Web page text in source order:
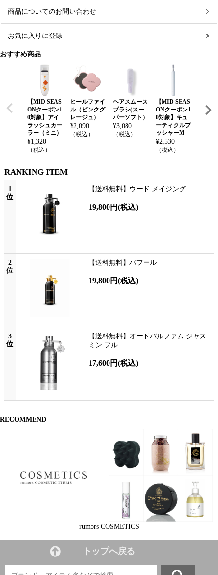
商品についてのお問い合わせ
お気に入りに登録
おすすめ商品
【MID SEAS
ONクーポン1
0対象】アイ
ラッシュカー
ラー（ミニ）
¥1,320
（税込）
ヒールファイ
ル（ピンクグ
レージュ）
¥2,090
（税込）
ヘアスムース
ブラシ(スー
パーソフト）
¥3,080
（税込）
【MID SEAS
ONクーポン1
0対象】キュ
ーティクルプ
ッシャーM
¥2,530
（税込）
パー(
ート)
RANKING ITEM
1
位
【送料無料】ウード メイジング
19,800円(税込)
2
位
【送料無料】バフール
19,800円(税込)
3
位
【送料無料】オードパルファム ジャス
ミン フル
17,600円(税込)
RECOMMEND
rumors COSMETICS
トップへ戻る